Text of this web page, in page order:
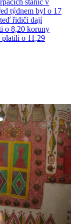
stanic v
týdnem byl o 17
řidiči dají
o 8,20 koruny
platili o 11,29